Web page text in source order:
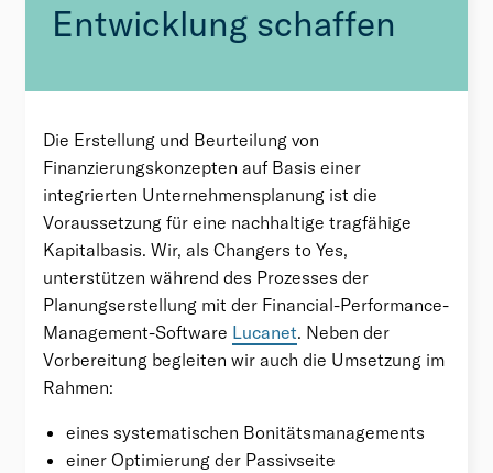
Entwicklung schaffen
Die Erstellung und Beurteilung von
Finanzierungskonzepten auf Basis einer
integrierten Unternehmensplanung ist die
Voraussetzung für eine nachhaltige tragfähige
Kapitalbasis. Wir, als Changers to Yes,
unterstützen während des Prozesses der
Planungserstellung mit der Financial-Performance-
Management-Software Lucanet. Neben der
Vorbereitung begleiten wir auch die Umsetzung im
Rahmen:
eines systematischen Bonitätsmanagements
einer Optimierung der Passivseite